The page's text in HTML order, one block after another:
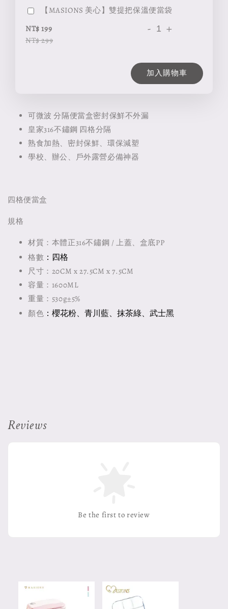
【MASIONS 美心】雙提把保溫便當袋
NT$ 199
NT$ 299
- +
加入購物車
可微波 分隔便當盒密封保鮮不外漏
皇家316不鏽鋼 四格分隔
熟食加熱、密封保鮮、環保減塑
學校、辦公、戶外露營必備神器
四格便當盒
規格
材質：本體正316不鏽鋼 / 上蓋、盒底PP
格數 ：四格
尺寸：20CM x 27.5CM x 7.5CM
容量：1600ML
重量：530g±5%
顏色 ：櫻花粉、青川藍、抹茶綠、武士黑
Reviews
Be the first to review